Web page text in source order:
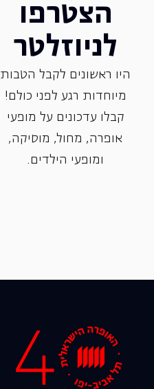
הצטרפו
לניוזלטר
היו ראשונים לקבל הטבות
מיוחדות רגע לפני כולם!
קבלו עדכונים על מופעי
אופרה, ‏מחול, ‏מוסיקה,
ומופעי הילדים.